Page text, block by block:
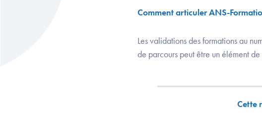
Comment articuler ANS-
Les validations des formations au
de parcours peut être un élément
Cette